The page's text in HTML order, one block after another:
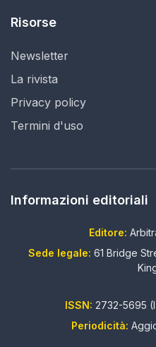
Risorse
Newsletter
La rivista
Privacy policy
Termini d'uso
Informazioni editoriali
Editore:
Sede legale: 61 Bridge
ISSN: 2732-5695
Periodicità: